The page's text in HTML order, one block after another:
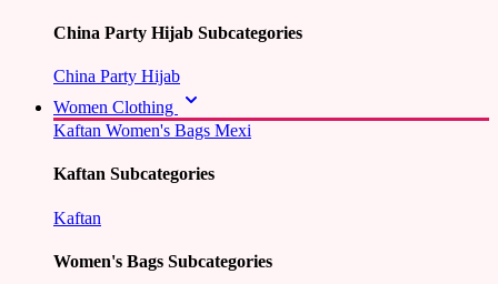
China Party Hijab Subcategories
China Party Hijab
Women Clothing
Kaftan Women's Bags Mexi
Kaftan Subcategories
Kaftan
Women's Bags Subcategories